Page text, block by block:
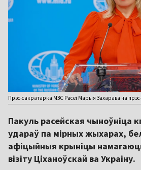
Прэс-сакратарка МЗС Расеі Марыя Захарава на
Пакуль расейская чыноўніца
удараў па мірных жыхарах,
афіцыйныя крыніцы
візіту Ціханоўскай ва Украіну.